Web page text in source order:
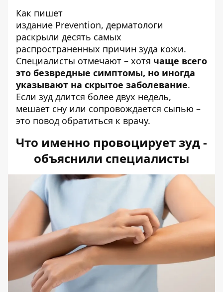
Как пишет
издание Prevention, дерматологи
раскрыли десять самых
распространенных причин зуда кожи.
Специалисты отмечают – хотя чаще всего
это безвредные симптомы, но иногда
указывают на скрытое заболевание.
Если зуд длится более двух недель,
мешает сну или сопровождается сыпью –
это повод обратиться к врачу.
Что именно провоцирует зуд -
объяснили специалисты